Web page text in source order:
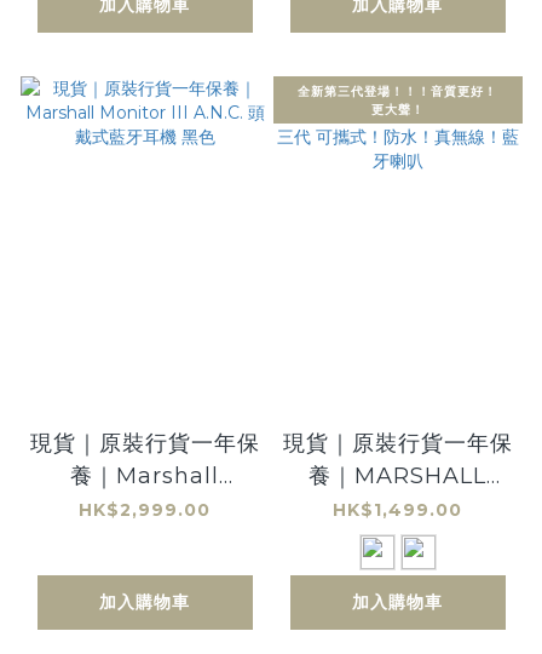
加入購物車 加入購物車
現貨｜原裝行貨一年保
養｜Marshall
Monitor III A.N.C. 頭
HK$2,999.00
加入購物車
全新第三代登場！！！音質更好！
更大聲！
現貨｜原裝行貨一年保
養｜MARSHALL
Emberton III 第三代
可攜式！防水！真無
線！藍牙喇叭
HK$1,499.00
加入購物車